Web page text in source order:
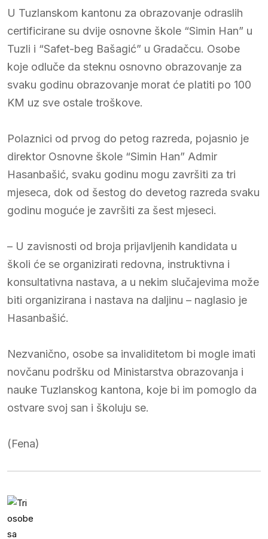
U Tuzlanskom kantonu za obrazovanje odraslih
certificirane su dvije osnovne škole “Simin Han” u
Tuzli i “Safet-beg Bašagić” u Gradačcu. Osobe
koje odluče da steknu osnovno obrazovanje za
svaku godinu obrazovanje morat će platiti po 100
KM uz sve ostale troškove.
Polaznici od prvog do petog razreda, pojasnio je
direktor Osnovne škole “Simin Han” Admir
Hasanbašić, svaku godinu mogu završiti za tri
mjeseca, dok od šestog do devetog razreda svaku
godinu moguće je završiti za šest mjeseci.
– U zavisnosti od broja prijavljenih kandidata u
školi će se organizirati redovna, instruktivna i
konsultativna nastava, a u nekim slučajevima može
biti organizirana i nastava na daljinu – naglasio je
Hasanbašić.
Nezvanično, osobe sa invaliditetom bi mogle imati
novčanu podršku od Ministarstva obrazovanja i
nauke Tuzlanskog kantona, koje bi im pomoglo da
ostvare svoj san i školuju se.
(Fena)